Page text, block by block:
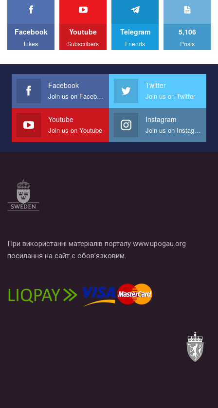
We appeal to your support and ask to help us implement our plan
All you have to do is to press "Like" below the video.
Эмоционально сильный ролик от команды "Гей-альянс
представляющий программу развития организации.
Мы просим вас поддержать нас и помочь нам реализовать
наш план по борьбе с насилием и дискриминацией на почве
СОГИ в Украине.
Все, что вам нужно сделать - это зайти на наш канал YouTube
Facebook
Likes
Youtube
Subscribers
Telegram
Friends
5,106
Posts
Facebook
Join us on Facebook
Twitter
Join us on Twitter
Youtube
Join us on Youtube
Instagram
Join us on Instagram
При використанні матеріалів порталу www.upogau.org
посилання на сайт є обов’язковим.